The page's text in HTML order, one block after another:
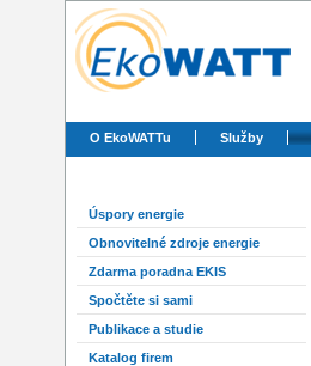
O EkoWATTu Služby
Úspory energie
Obnovitelné zdroje energie
Zdarma poradna EKIS
Spočtěte si sami
Publikace a studie
Katalog firem